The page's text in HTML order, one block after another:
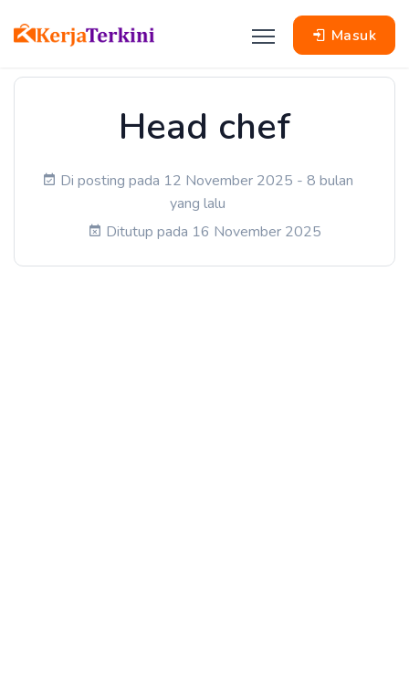
Masuk
Head chef
Di posting pada 12 November 2025 - 8 bulan
yang lalu
Ditutup pada 16 November 2025